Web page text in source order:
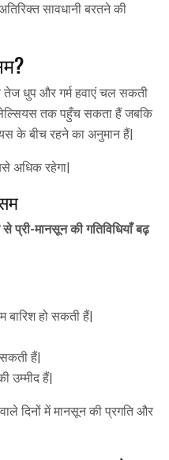
सावधानी बरतने की
धुप और गर्म हवाएं चल सकती
तक पहुँच सकता हैं जबकि
के बीच रहने का अनुमान हैं|
अधिक रहेगा|
प्री-मानसून की गतिविधियाँ बढ़
बारिश हो सकती हैं|
सकती हैं|
उम्मीद हैं|
दिनों में मानसून की प्रगति और